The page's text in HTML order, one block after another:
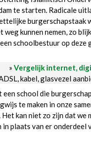
te starten. Radicale
burgerschapstaak
kunnen nemen, zo
schoolbestuur op
» Vergelijk internet,
kabel, glasvezel
school die
te maken in onze
kan niet zo zijn dat
plaats van er onderdeel